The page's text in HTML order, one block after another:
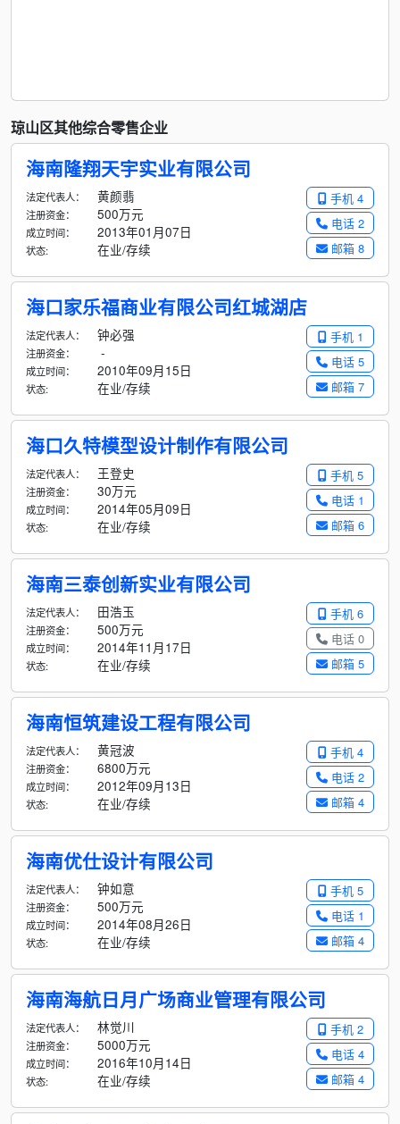
琼山区其他综合零售企业
海南隆翔天宇实业有限公司
手机 4
电话 2
邮箱 8
法定代表人： 黄颜翡
注册资金： 500万元
成立时间： 2013年01月07日
状态: 在业/存续
海口家乐福商业有限公司红城湖店
手机 1
电话 5
邮箱 7
法定代表人： 钟必强
注册资金： -
成立时间： 2010年09月15日
状态: 在业/存续
海口久特模型设计制作有限公司
手机 5
电话 1
邮箱 6
法定代表人： 王登史
注册资金： 30万元
成立时间： 2014年05月09日
状态: 在业/存续
海南三泰创新实业有限公司
手机 6
电话 0
邮箱 5
法定代表人： 田浩玉
注册资金： 500万元
成立时间： 2014年11月17日
状态: 在业/存续
海南恒筑建设工程有限公司
手机 4
电话 2
邮箱 4
法定代表人： 黄冠波
注册资金： 6800万元
成立时间： 2012年09月13日
状态: 在业/存续
海南优仕设计有限公司
手机 5
电话 1
邮箱 4
法定代表人： 钟如意
注册资金： 500万元
成立时间： 2014年08月26日
状态: 在业/存续
海南海航日月广场商业管理有限公司
手机 2
电话 4
邮箱 4
法定代表人： 林觉川
注册资金： 5000万元
成立时间： 2016年10月14日
状态: 在业/存续